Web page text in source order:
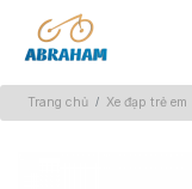
Trang chủ Xe đạp trẻ em